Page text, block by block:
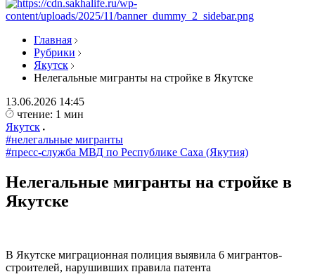
Главная
Рубрики
Якутск
Нелегальные мигранты на стройке в Якутске
13.06.2026 14:45
чтение: 1 мин
Якутск
#нелегальные мигранты
#пресс-служба МВД по Республике Саха (Якутия)
Нелегальные мигранты на стройке в
Якутске
В Якутске миграционная полиция выявила 6 мигрантов-
строителей, нарушивших правила патента